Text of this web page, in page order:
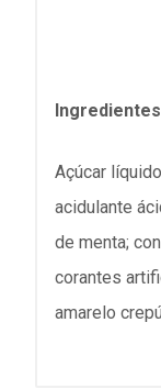
Açúcar
acidulante
de menta;
corantes
amarelo